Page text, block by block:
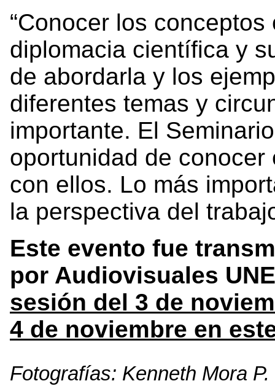
“Conocer los
diplomacia científica y
de abordarla y los
diferentes temas y
importante. El
oportunidad de
con ellos. Lo más
la perspectiva del
Este evento fue
por Audiovisuales
sesión del 3 de
4 de noviembre en
Fotografías: Kenneth Mora